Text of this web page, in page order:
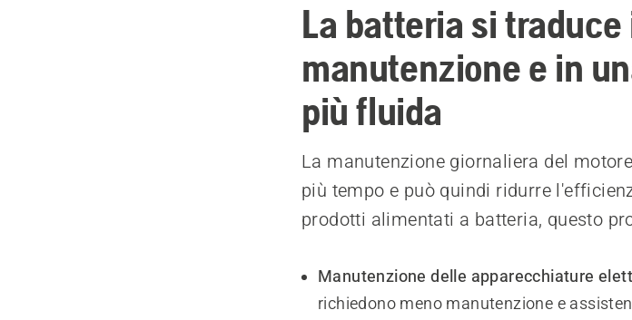
La batteria si
manutenzione e in
più fluida
La manutenzione giornaliera del
più tempo e può quindi ridurre
prodotti alimentati a batteria, questo
Manutenzione delle apparecchiature
richiedono meno manutenzione e